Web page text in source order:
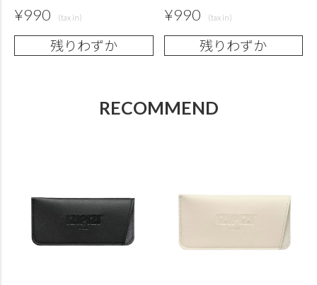
¥990
残りわずか
¥990
残りわずか
RECOMMEND